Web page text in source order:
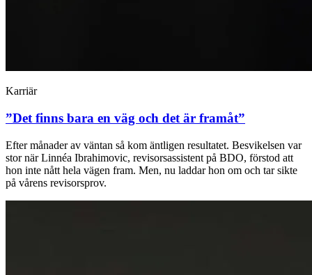
Karriär
”Det finns bara en väg och det är framåt”
Efter månader av väntan så kom äntligen resultatet. Besvikelsen var
stor när Linnéa Ibrahimovic, revisorsassistent på BDO, förstod att
hon inte nått hela vägen fram. Men, nu laddar hon om och tar sikte
på vårens revisorsprov.